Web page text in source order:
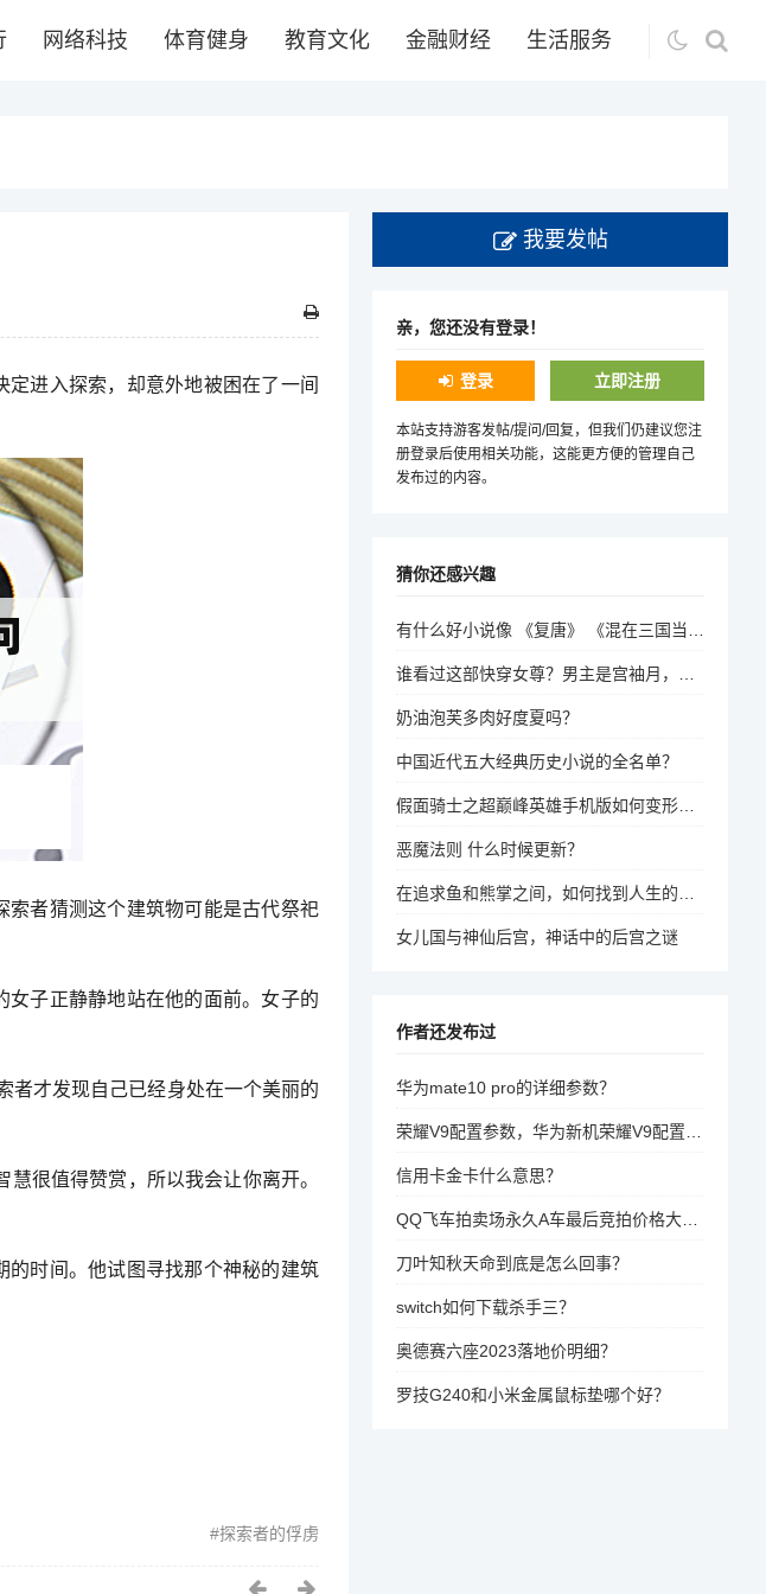
网络科技 体育健身 教育文化 金融财经 生活服务
进入探索，却意外地被困在了一间
索者猜测这个建筑物可能是古代祭祀
子正静静地站在他的面前。女子的
者才发现自己已经身处在一个美丽的
很值得赞赏，所以我会让你离开。
时间。他试图寻找那个神秘的建筑
探索者的俘虏
我要发帖
亲，您还没有登录！
登录 立即注册
本站支持游客发帖/提问/回复，但我们仍建议您注
册登录后使用相关功能，这能更方便的管理自己
发布过的内容。
猜你还感兴趣
有什么好小说像 《复唐》 《混在三国当军阀》 之类的，小说，有军事战争的，穿越的也行？
谁看过这部快穿女尊？男主是宫袖月，女主还记得名字吗？
奶油泡芙多肉好度夏吗？
中国近代五大经典历史小说的全名单？
假面骑士之超巅峰英雄手机版如何变形态？
恶魔法则 什么时候更新？
在追求鱼和熊掌之间，如何找到人生的平衡？
女儿国与神仙后宫，神话中的后宫之谜
作者还发布过
华为mate10 pro的详细参数？
荣耀V9配置参数，华为新机荣耀V9配置好不好值得买吗？
信用卡金卡什么意思？
QQ飞车拍卖场永久A车最后竞拍价格大概是多少？
刀叶知秋天命到底是怎么回事？
switch如何下载杀手三？
奥德赛六座2023落地价明细？
罗技G240和小米金属鼠标垫哪个好？